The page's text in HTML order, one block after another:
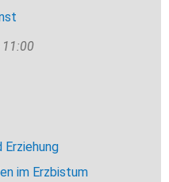
11:00
Erziehung
im Erzbistum